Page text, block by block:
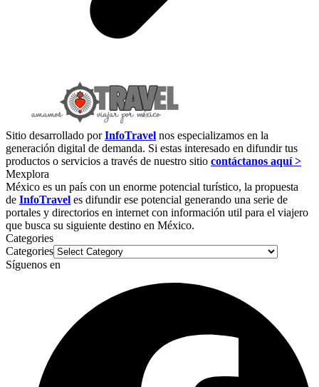
Sitio desarrollado porInfoTravel nos especializamos en la
generación digital de demanda. Si estas interesado en difundir tus
productos o servicios a través de nuestro sitio contáctanos aquí >
Mexplora
México es un país con un enorme potencial turístico, la propuesta
de InfoTravel es difundir ese potencial generando una serie de
portales y directorios en internet con información util para el viajero
que busca su siguiente destino en México.
Categories
Categories
Síguenos en